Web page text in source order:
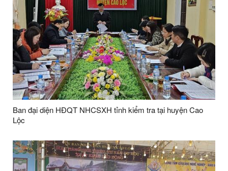
Ban đại diện HĐQT NHCSXH tỉnh kiểm tra tại huyện Cao
Lộc